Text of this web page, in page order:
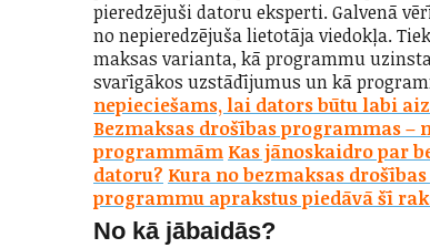
pieredzējuši datoru eksperti. Galvenā
no nepieredzējuša lietotāja viedokļa.
maksas varianta, kā programmu
svarīgākos uzstādījumus un kā
nepieciešams, lai dators būtu labi
Bezmaksas drošības programmas –
programmām Kas jānoskaidro par
datoru? Kura no bezmaksas
programmu aprakstus piedāvā šī
No kā jābaidās?